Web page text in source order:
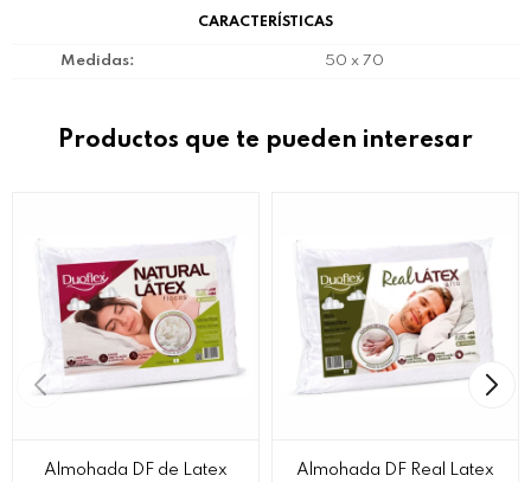
CARACTERÍSTICAS
Medidas 50 x 70
Productos que te pueden interesar
Almohada DF de Latex
Almohada DF Real Latex